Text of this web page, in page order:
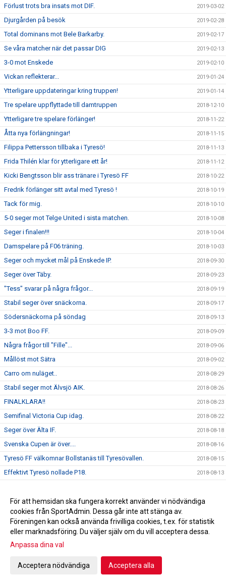
Förlust trots bra insats mot DIF. 2019-03-02
Djurgården på besök 2019-02-28
Total dominans mot Bele Barkarby. 2019-02-17
Se våra matcher när det passar DIG 2019-02-13
3-0 mot Enskede 2019-02-10
Vickan reflekterar... 2019-01-24
Ytterligare uppdateringar kring truppen! 2019-01-14
Tre spelare uppflyttade till damtruppen 2018-12-10
Ytterligare tre spelare förlänger! 2018-11-22
Åtta nya förlängningar! 2018-11-15
Filippa Pettersson tillbaka i Tyresö! 2018-11-13
Frida Thilén klar för ytterligare ett år! 2018-11-12
Kicki Bengtsson blir ass tränare i Tyresö FF 2018-10-22
Fredrik förlänger sitt avtal med Tyresö ! 2018-10-19
Tack för mig. 2018-10-10
5-0 seger mot Telge United i sista matchen. 2018-10-08
Seger i finalen!!! 2018-10-04
Damspelare på F06 träning. 2018-10-03
Seger och mycket mål på Enskede IP. 2018-09-30
Seger över Täby. 2018-09-23
"Tess" svarar på några frågor... 2018-09-19
Stabil seger över snäckorna. 2018-09-17
Södersnäckorna på söndag 2018-09-13
3-3 mot Boo FF. 2018-09-09
Några frågor till "Fille"... 2018-09-06
Mållöst mot Sätra 2018-09-02
Carro om nuläget.. 2018-08-29
Stabil seger mot Älvsjö AIK. 2018-08-26
FINALKLARA!! 2018-08-23
Semifinal Victoria Cup idag. 2018-08-22
Seger över Älta IF. 2018-08-18
Svenska Cupen är över.... 2018-08-16
Tyresö FF välkomnar Bollstanäs till Tyresövallen. 2018-08-15
Effektivt Tyresö nollade P18. 2018-08-13
Seger mot AIK. 2018-02-03
Ida " Bengan " Bengtsson är klar för 2020 !
Gå till Webbversion
För att hemsidan ska fungera korrekt använder vi nödvändiga
cookies från SportAdmin. Dessa går inte att stänga av.
Föreningen kan också använda frivilliga cookies, t.ex. för statistik
eller marknadsföring. Du väljer själv om du vill acceptera dessa.
Anpassa dina val
Acceptera nödvändiga Acceptera alla